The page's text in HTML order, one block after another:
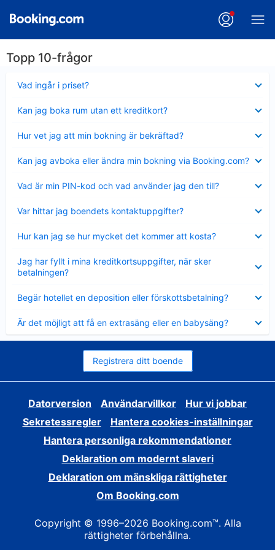
Topp 10-frågor
Vad ingår i priset?
mindre
Kan jag boka rum utan ett kreditkort?
mindre
Hur vet jag att min bokning är bekräftad?
mindre
Kan jag avboka eller ändra min bokning via Booking.com?
mindre
Vad är min PIN-kod och vad använder jag den till?
mindre
Var hittar jag boendets kontaktuppgifter?
mindre
Hur kan jag se hur mycket det kommer att kosta?
mindre
Jag har fyllt i mina kreditkortsuppgifter, när sker
betalningen?
mindre
Begär hotellet en deposition eller förskottsbetalning?
mindre
Är det möjligt att få en extrasäng eller en babysäng?
mindre
Registrera ditt boende
Datorversion Användarvillkor
Hur vi jobbar
Sekretessregler
Hantera cookies-inställningar
Hantera personliga rekommendationer
Deklaration om modernt slaveri
Deklaration om mänskliga rättigheter
Om Booking.com
Copyright © 1996–2026 Booking.com™. Alla
rättigheter förbehållna.